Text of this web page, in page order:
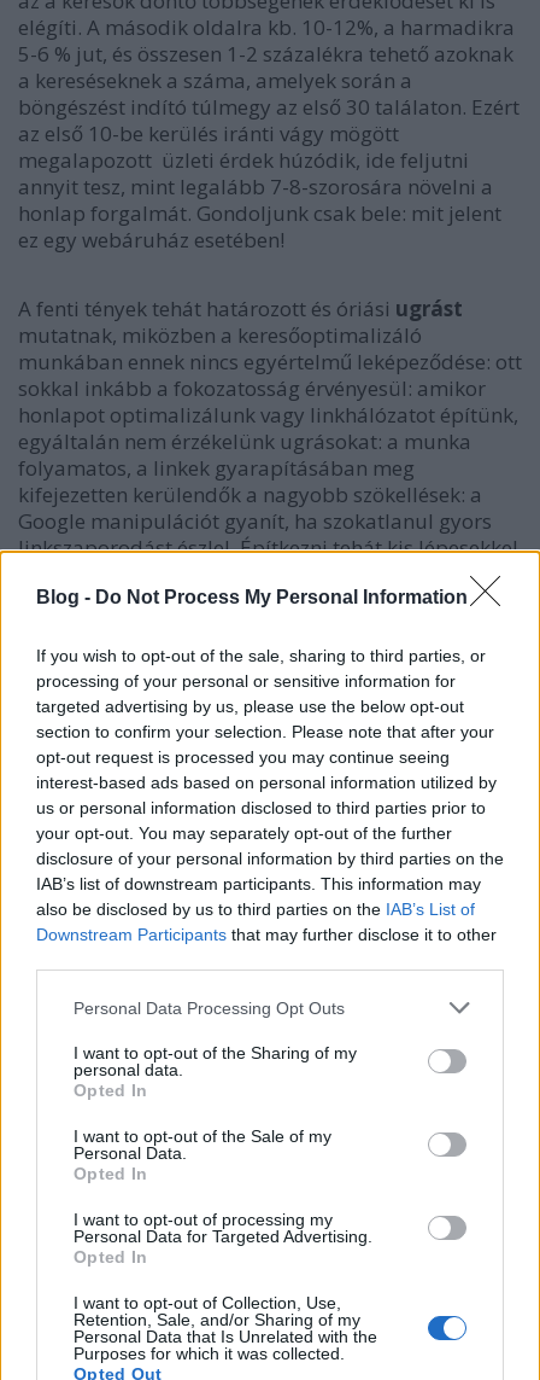
Blog - Do Not Process My Personal Information
If you wish to opt-out of the sale, sharing to third parties, or
processing of your personal or sensitive information for
targeted advertising by us, please use the below opt-out
section to confirm your selection. Please note that after your
opt-out request is processed you may continue seeing
interest-based ads based on personal information utilized by
us or personal information disclosed to third parties prior to
your opt-out. You may separately opt-out of the further
disclosure of your personal information by third parties on the
IAB’s list of downstream participants. This information may
also be disclosed by us to third parties on the IAB’s List of
Downstream Participants that may further disclose it to other
Please note that this website/app uses one or more Google
not limited to your visit or usage behaviour. You may click to
grant or deny consent to Google and its third-party tags to
use your data for below specified purposes in below Google
consent section.
Personal Data Processing Opt Outs
I want to opt-out of the Sharing of my
personal data.
Opted In
I want to opt-out of the Sale of my
Personal Data.
Opted In
I want to opt-out of processing my
Personal Data for Targeted Advertising.
Opted In
I want to opt-out of Collection, Use,
Retention, Sale, and/or Sharing of my
Personal Data that Is Unrelated with the
Purposes for which it was collected.
Opted Out
elégíti. A második oldalra kb. 10-12%, a harmadikra
5-6 % jut, és összesen 1-2 százalékra tehető azoknak
a kereséseknek a száma, amelyek során a
böngészést indító túlmegy az első 30 találaton. Ezért
az első 10-be kerülés iránti vágy mögött
megalapozott üzleti érdek húzódik, ide feljutni
annyit tesz, mint legalább 7-8-szorosára növelni a
honlap forgalmát. Gondoljunk csak bele: mit jelent
ez egy webáruház esetében!
A fenti tények tehát határozott és óriási ugrást
mutatnak, miközben a keresőoptimalizáló
munkában ennek nincs egyértelmű leképeződése: ott
sokkal inkább a fokozatosság érvényesül: amikor
honlapot optimalizálunk vagy linkhálózatot építünk,
egyáltalán nem érzékelünk ugrásokat: a munka
folyamatos, a linkek gyarapításában meg
kifejezetten kerülendők a nagyobb szökellések: a
Google manipulációt gyanít, ha szokatlanul gyors
linkszaporodást észlel. Építkezni tehát kis lépesekkel
linképítő SEO-szakember , aki
előre meg tudná mondani, melyik művelete az,
10-re viszi át.
Mégis van különbség a munkában is. Ám ez nem a
munkavégzésben, hanem a befektetett munka és az
eredmény viszonyában, vagyis abban érzékelhető,
hogy amint közeledünk az első táblás helyezésekhez,
annál inkább tapasztaljuk a konkurencia erejét. Így
a legtöbb esetben mégis van valamiféle ugrás:
ugrásszerűen megnövekszik az előrejutás nehézsége.
Előfordulhat, hogy a 20. helyről a 11-re könnyebb
juttatjuk az oldal, mint a 11-ről a 10-re: merthogy
éppen ezt szeretné elérni minden konkurens
honlapoptimalizátor, ezért óriási a tülekedés. A 10-
en belüli erőre jutás is roppant nehéz, de ehhez
hasonló ugrás aztán már csak az első helyért folyik.